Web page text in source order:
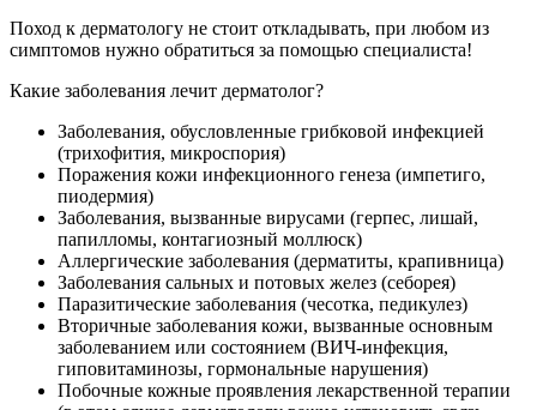
Поход к дерматологу не стоит откладывать, при любом из
симптомов нужно обратиться за помощью специалиста!
Какие заболевания лечит дерматолог?
Заболевания, обусловленные грибковой инфекцией
(трихофития, микроспория)
Поражения кожи инфекционного генеза (импетиго,
пиодермия)
Заболевания, вызванные вирусами (герпес, лишай,
папилломы, контагиозный моллюск)
Аллергические заболевания (дерматиты, крапивница)
Заболевания сальных и потовых желез (себорея)
Паразитические заболевания (чесотка, педикулез)
Вторичные заболевания кожи, вызванные основным
заболеванием или состоянием (ВИЧ-инфекция,
гиповитаминозы, гормональные нарушения)
Побочные кожные проявления лекарственной терапии